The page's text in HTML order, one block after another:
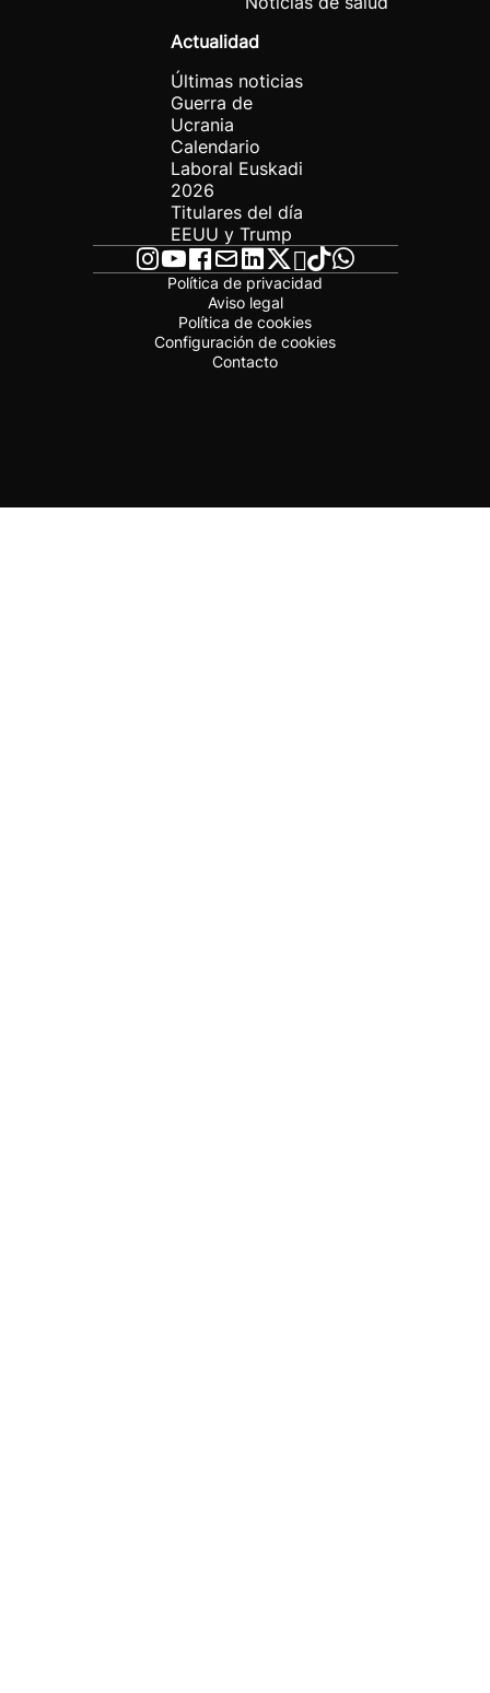
Actualidad
Últimas noticias
Guerra de
Ucrania
Calendario
Laboral Euskadi
2026
Titulares del día
EEUU y Trump
Política de privacidad
Aviso legal
Política de cookies
Configuración de cookies
Contacto